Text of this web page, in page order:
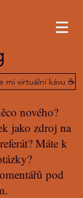
mi virtuální kávu ☕️
nového?
jako zdroj na
Máte k
pod